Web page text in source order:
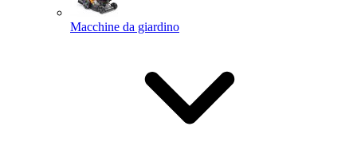
Macchine da giardino